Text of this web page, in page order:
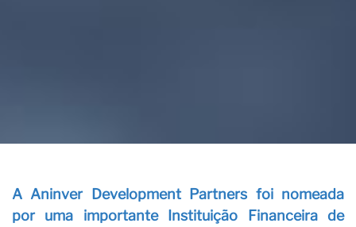
A Aninver Development Partners foi nomeada
por uma importante Instituição Financeira de